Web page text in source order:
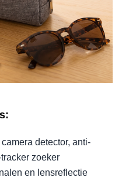
detector, anti-
zoeker
en lensreflectie